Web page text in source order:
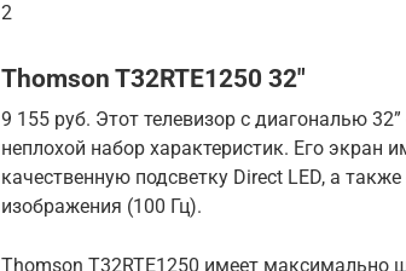
2
Thomson T32RTE1250 32″
9 155 руб. Этот телевизор с диагональю
неплохой набор характеристик. Его экран
качественную подсветку Direct LED, а
изображения (100 Гц).
Thomson T32RTE1250 имеет максимально